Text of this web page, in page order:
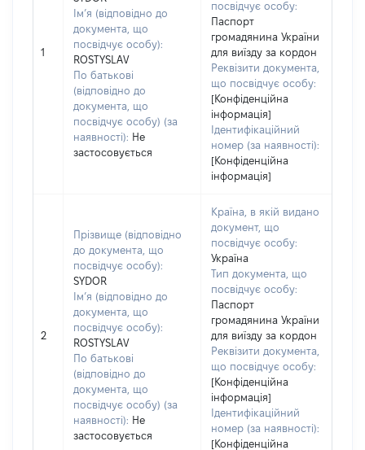
1
Ім’я (відповідно до
документа, що
посвідчує особу):
ROSTYSLAV
По батькові
(відповідно до
документа, що
посвідчує особу) (за
наявності): Не
застосовується
посвідчує особу:
Паспорт
громадянина України
для виїзду за кордон
Реквізити документа,
що посвідчує особу:
[Конфіденційна
інформація]
Ідентифікаційний
номер (за наявності):
[Конфіденційна
інформація]
2
Прізвище (відповідно
до документа, що
посвідчує особу):
SYDOR
Ім’я (відповідно до
документа, що
посвідчує особу):
ROSTYSLAV
По батькові
(відповідно до
документа, що
посвідчує особу) (за
наявності): Не
застосовується
Країна, в якій видано
документ, що
посвідчує особу:
Україна
Тип документа, що
посвідчує особу:
Паспорт
громадянина України
для виїзду за кордон
Реквізити документа,
що посвідчує особу:
[Конфіденційна
інформація]
Ідентифікаційний
номер (за наявності):
[Конфіденційна